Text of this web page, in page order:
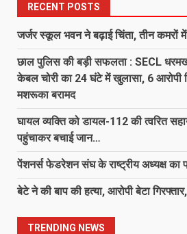
RECENT POSTS
जर्जर स्कूल भवन ने बढ़ाई चिंता, तीन कमरों
छाल पुलिस की बड़ी सफलता : SECL
केबल चोरी का 24 घंटे में खुलासा, 6 आरोपी
मशरूका बरामद
घायल व्यक्ति को डायल-112 की त्वरित
पहुंचाकर बचाई जान…
पेंशनर्स फेडरेशन संघ के राष्ट्रीय अध्यक्ष
बेटे ने की बाप की हत्या, आरोपी बेटा
TRENDING NEWS
7
138 करोड़ की लागत
होगा फोरलेन…
August 8, 2026
1
में पढ़ने को मजबूर 77
2
छाल पुलिस की बड़ी
धरमखदान में
चोरी का 24 घंटे में